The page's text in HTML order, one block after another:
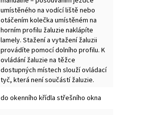
umístěného na vodící liště nebo
otáčením kolečka umístěném na
horním profilu žaluzie naklápíte
lamely. Stažení a vytažení žaluzii
provádíte pomocí dolního profilu. K
ovládání žaluzie na těžce
dostupných místech slouží ovládací
tyč, která není součástí žaluzie.
do okenního křídla střešního okna